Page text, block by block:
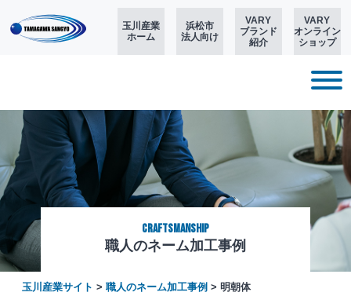
玉川産業
ホーム
浜松市
法人向け
VARY
ブランド
紹介
VARY
オンライン
ショップ
職人のネーム加工事例
CRAFTSMANSHIP
玉川産業サイト > 職人のネーム加工事例 > 明朝体